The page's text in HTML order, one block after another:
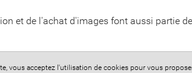
et de l'achat d'images font aussi partie
vous acceptez l'utilisation de cookies pour vous